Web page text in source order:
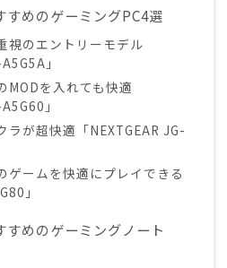
すめのゲーミングPC4選
視のエントリーモデル
」
MODを入れても快適
」
ラが超快適「NEXTGEAR JG-
ゲームを快適にプレイできる
」
めのゲーミングノート